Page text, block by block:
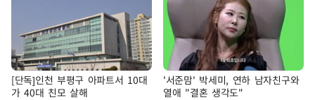
[단독]인천 부평구 아파트서 10대
가 40대 친모 살해
'서준맘' 박세미, 연하 남자친구와
열애 "결혼 생각도"